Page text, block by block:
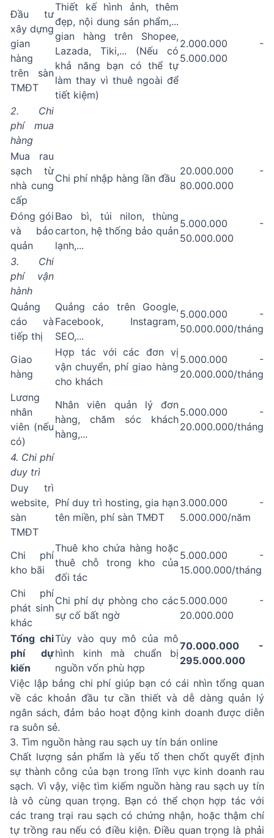
Đầu tư
xây dựng
gian
hàng
trên sàn
TMĐT
Thiết kế hình ảnh, thêm
đẹp, nội dung sản phẩm,...
gian hàng trên Shopee,
Lazada, Tiki,... (Nếu có
khả năng bạn có thể tự
làm thay vì thuê ngoài để
tiết kiệm)
2.000.000 -
5.000.000
2. Chi
phí mua
hàng
Mua rau
sạch từ
nhà cung
cấp
Chi phí nhập hàng lần đầu
20.000.000 -
80.000.000
Đóng gói
và bảo
quản
Bao bì, túi nilon, thùng
carton, hệ thống bảo quản
lạnh,...
5.000.000 -
50.000.000
3. Chi
phí vận
hành
Quảng
cáo và
tiếp thị
Quảng cáo trên Google,
Facebook, Instagram,
SEO,...
5.000.000 -
50.000.000/tháng
Giao
hàng
Hợp tác với các đơn vị
vận chuyển, phí giao hàng
cho khách
5.000.000 -
20.000.000/tháng
Lương
nhân
viên (nếu
có)
Nhân viên quản lý đơn
hàng, chăm sóc khách
hàng,...
5.000.000 -
20.000.000/tháng
4. Chi phí
duy trì
Duy trì
website,
sàn
TMĐT
Phí duy trì hosting, gia hạn
tên miền, phí sàn TMĐT
3.000.000 -
5.000.000/năm
Chi phí
kho bãi
Thuê kho chứa hàng hoặc
thuê chỗ trong kho của
đối tác
5.000.000 -
15.000.000/tháng
Chi phí
phát sinh
khác
Chi phí dự phòng cho các
sự cố bất ngờ
5.000.000 -
20.000.000
Tổng chi
phí dự
kiến
Tùy vào quy mô của mô
hình kinh mà chuẩn bị
nguồn vốn phù hợp
70.000.000 -
295.000.000
Việc lập bảng chi phí giúp bạn có cái nhìn tổng quan
về các khoản đầu tư cần thiết và dễ dàng quản lý
ngân sách, đảm bảo hoạt động kinh doanh được diễn
ra suôn sẻ.
3. Tìm nguồn hàng rau sạch uy tín bán online
Chất lượng sản phẩm là yếu tố then chốt quyết định
sự thành công của bạn trong lĩnh vực kinh doanh rau
sạch. Vì vậy, việc tìm kiếm nguồn hàng rau sạch uy tín
là vô cùng quan trọng. Bạn có thể chọn hợp tác với
các trang trại rau sạch có chứng nhận, hoặc thậm chí
tự trồng rau nếu có điều kiện. Điều quan trọng là phải